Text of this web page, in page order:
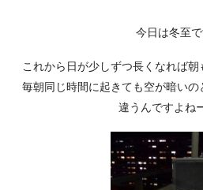
今日は冬至
これから日が少しずつ長くなれば朝
毎朝同じ時間に起きても空が暗い
違うんですよね